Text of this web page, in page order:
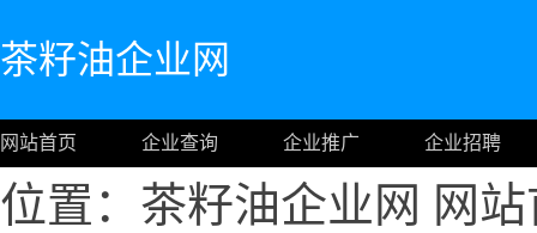
茶籽油企业网
网站首页 企业查询 企业推广 企业招聘
位置：茶籽油企业网 网